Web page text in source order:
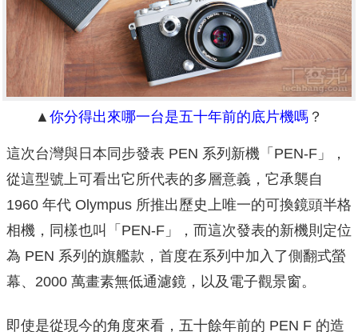
▲ 你分得出來哪一台是五十年前的底片機嗎 ？
這次台灣與日本同步發表 PEN 系列新機「PEN-F」，
從這型號上可看出它所代表的多層意義，它承襲自
1960 年代 Olympus 所推出歷史上唯一的可換鏡頭半格
相機，同樣也叫「PEN-F」，而這次發表的新機則定位
為 PEN 系列的旗艦款，首度在系列中加入了側翻式螢
幕、2000 萬畫素無低通濾鏡，以及電子觀景窗。
即使是從現今的角度來看，五十餘年前的 PEN F 的造